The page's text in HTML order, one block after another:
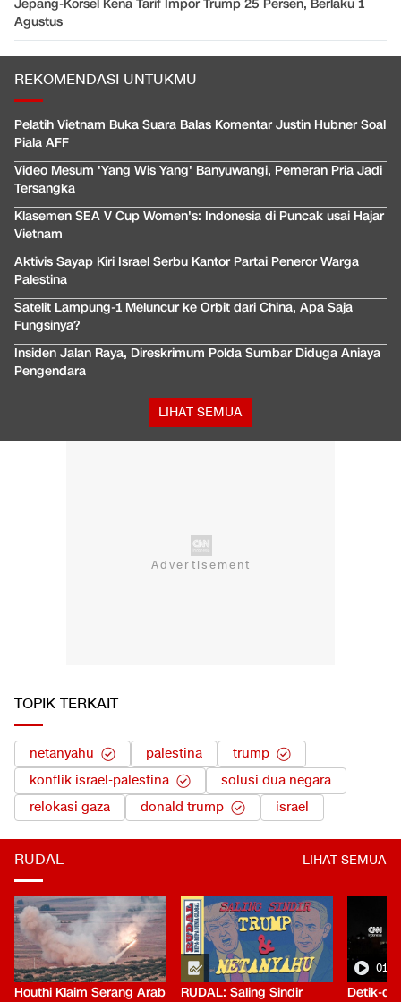
Jepang-Korsel Kena Tarif Impor Trump 25 Persen, Berlaku 1
Agustus
REKOMENDASI UNTUKMU
Pelatih Vietnam Buka Suara Balas Komentar Justin Hubner Soal
Piala AFF
Video Mesum 'Yang Wis Yang' Banyuwangi, Pemeran Pria Jadi
Tersangka
Klasemen SEA V Cup Women's: Indonesia di Puncak usai Hajar
Vietnam
Aktivis Sayap Kiri Israel Serbu Kantor Partai Peneror Warga
Palestina
Satelit Lampung-1 Meluncur ke Orbit dari China, Apa Saja
Fungsinya?
Insiden Jalan Raya, Direskrimum Polda Sumbar Diduga Aniaya
Pengendara
LIHAT SEMUA
TOPIK TERKAIT
netanyahu palestina
trump
konflik israel-palestina
solusi dua negara
relokasi gaza
donald trump israel
RUDAL LIHAT SEMUA
Houthi Klaim Serang Arab
RUDAL: Saling Sindir
Detik-